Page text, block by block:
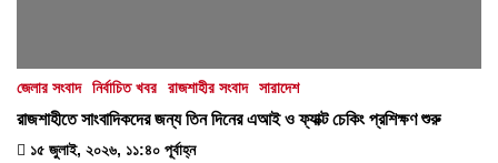
জেলার সংবাদ নির্বাচিত খবর রাজশাহীর সংবাদ সারাদেশ
রাজশাহীতে সাংবাদিকদের জন্য তিন দিনের এআই ও ফ্যাক্ট চেকিং প্রশিক্ষণ শুরু
১৫ জুলাই, ২০২৬, ১১:৪০ পূর্বাহ্ন